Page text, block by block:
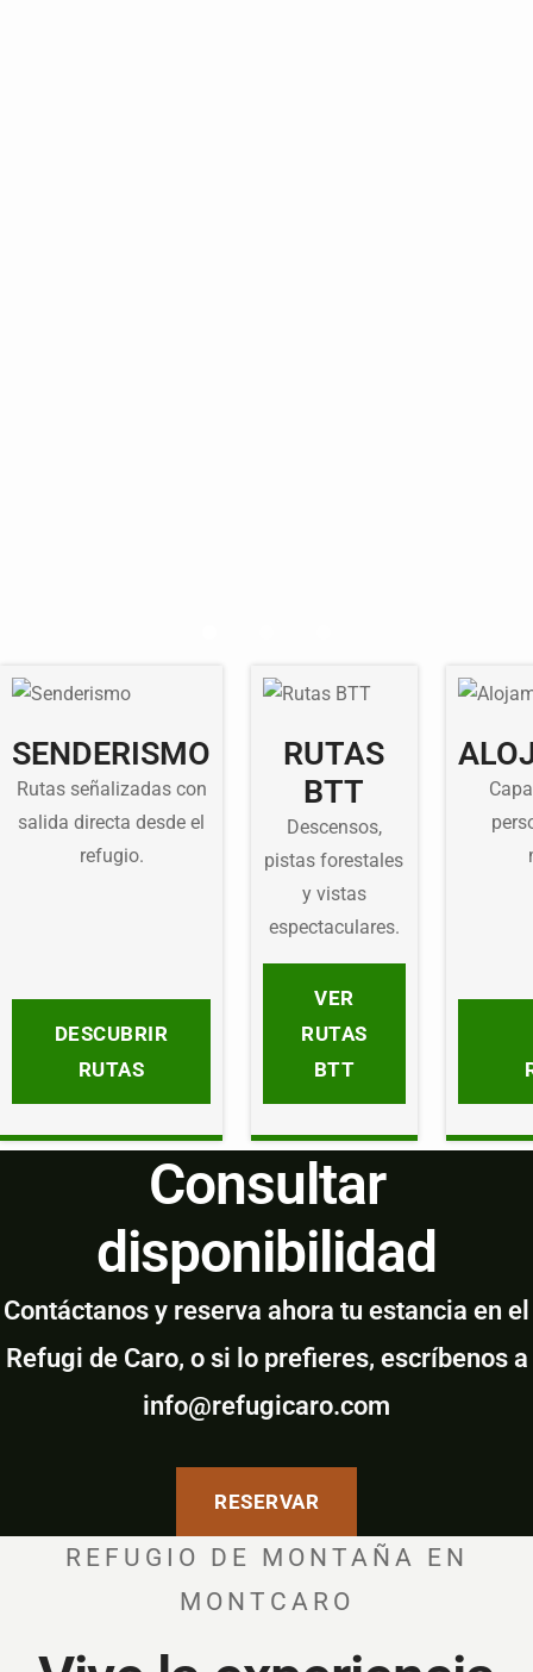
SENDERISMO
Rutas señalizadas con
salida directa desde el
refugio.
DESCUBRIR
RUTAS
RUTAS
BTT
Descensos,
pistas forestales
y vistas
espectaculares.
VER
RUTAS
BTT
Consultar
disponibilidad
Contáctanos y reserva ahora tu estancia en el
Refugi de Caro, o si lo prefieres, escríbenos a
info@refugicaro.com
RESERVAR
REFUGIO DE MONTAÑA EN
MONTCARO